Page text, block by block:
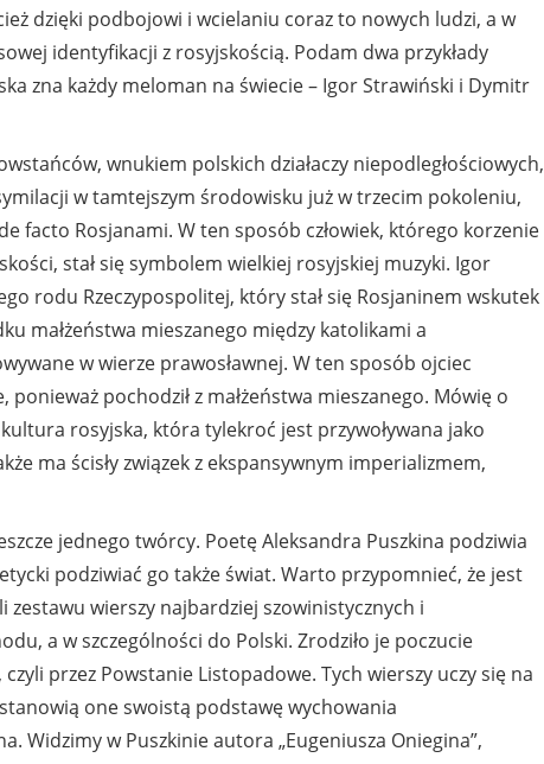
dzięki podbojowi i wcielaniu coraz to nowych ludzi, a w
identyfikacji z rosyjskością. Podam dwa przykłady
zna każdy meloman na świecie – Igor Strawiński i Dymitr
wnukiem polskich działaczy niepodległościowych,
w tamtejszym środowisku już w trzecim pokoleniu,
facto Rosjanami. W ten sposób człowiek, którego korzenie
stał się symbolem wielkiej rosyjskiej muzyki. Igor
rodu Rzeczypospolitej, który stał się Rosjaninem wskutek
małżeństwa mieszanego między katolikami a
w wierze prawosławnej. W ten sposób ojciec
pochodził z małżeństwa mieszanego. Mówię o
rosyjska, która tylekroć jest przywoływana jako
ma ścisły związek z ekspansywnym imperializmem,
jednego twórcy. Poetę Aleksandra Puszkina podziwia
podziwiać go także świat. Warto przypomnieć, że jest
wierszy najbardziej szowinistycznych i
a w szczególności do Polski. Zrodziło je poczucie
przez Powstanie Listopadowe. Tych wierszy uczy się na
one swoistą podstawę wychowania
Widzimy w Puszkinie autora „Eugeniusza Oniegina”,